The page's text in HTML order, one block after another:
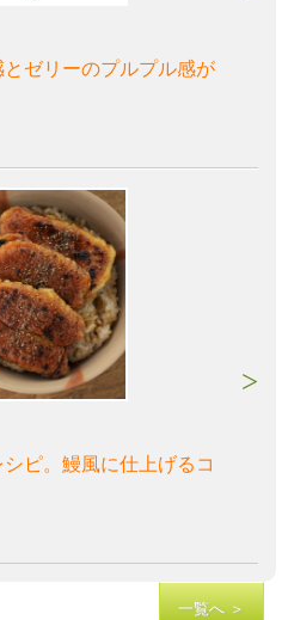
ゼリーのプルプル感が
ピ。鰻風に仕上げるコ
一覧へ ＞